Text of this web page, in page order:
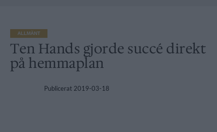
ALLMÄNT
Ten Hands gjorde succé direkt
på hemmaplan
Publicerat 2019-03-18